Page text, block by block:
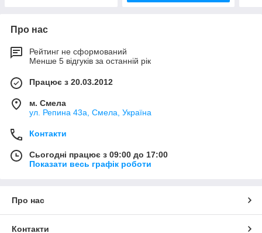
Про нас
Рейтинг не сформований
Менше 5 відгуків за останній рік
Працює з 20.03.2012
м. Смела
ул. Репина 43а, Смела, Україна
Контакти
Сьогодні працює з 09:00 до 17:00
Показати весь графік роботи
Про нас
Контакти